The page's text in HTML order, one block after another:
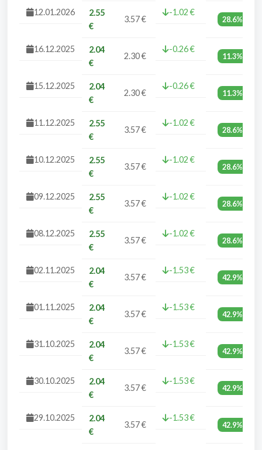
12.01.2026
2.55
€
3.57 €
-1.02 €
28.6%
16.12.2025
2.04
€
2.30 €
-0.26 €
11.3%
15.12.2025
2.04
€
2.30 €
-0.26 €
11.3%
11.12.2025
2.55
€
3.57 €
-1.02 €
28.6%
10.12.2025
2.55
€
3.57 €
-1.02 €
28.6%
09.12.2025
2.55
€
3.57 €
-1.02 €
28.6%
08.12.2025
2.55
€
3.57 €
-1.02 €
28.6%
02.11.2025
2.04
€
3.57 €
-1.53 €
42.9%
01.11.2025
2.04
€
3.57 €
-1.53 €
42.9%
31.10.2025
2.04
€
3.57 €
-1.53 €
42.9%
30.10.2025
2.04
€
3.57 €
-1.53 €
42.9%
29.10.2025
2.04
€
3.57 €
-1.53 €
42.9%